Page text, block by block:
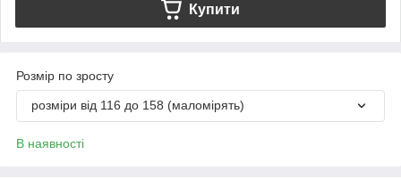
Купити
Розмір по зросту
розміри від 116 до 158 (маломірять)
В наявності